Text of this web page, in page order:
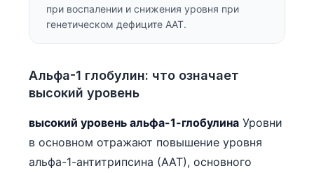
при воспалении и снижения уровня при
генетическом дефиците ААТ.
Альфа-1 глобулин: что означает
высокий уровень
высокий уровень альфа-1-глобулина Уровни
в основном отражают повышение уровня
альфа-1-антитрипсина (ААТ), основного